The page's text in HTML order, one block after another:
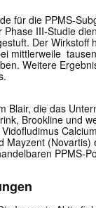
für die PPMS-
III-Studie
Der
mittlerweile
Weitere
Blair, die das
Brookline und
Mayzent
PPMS-